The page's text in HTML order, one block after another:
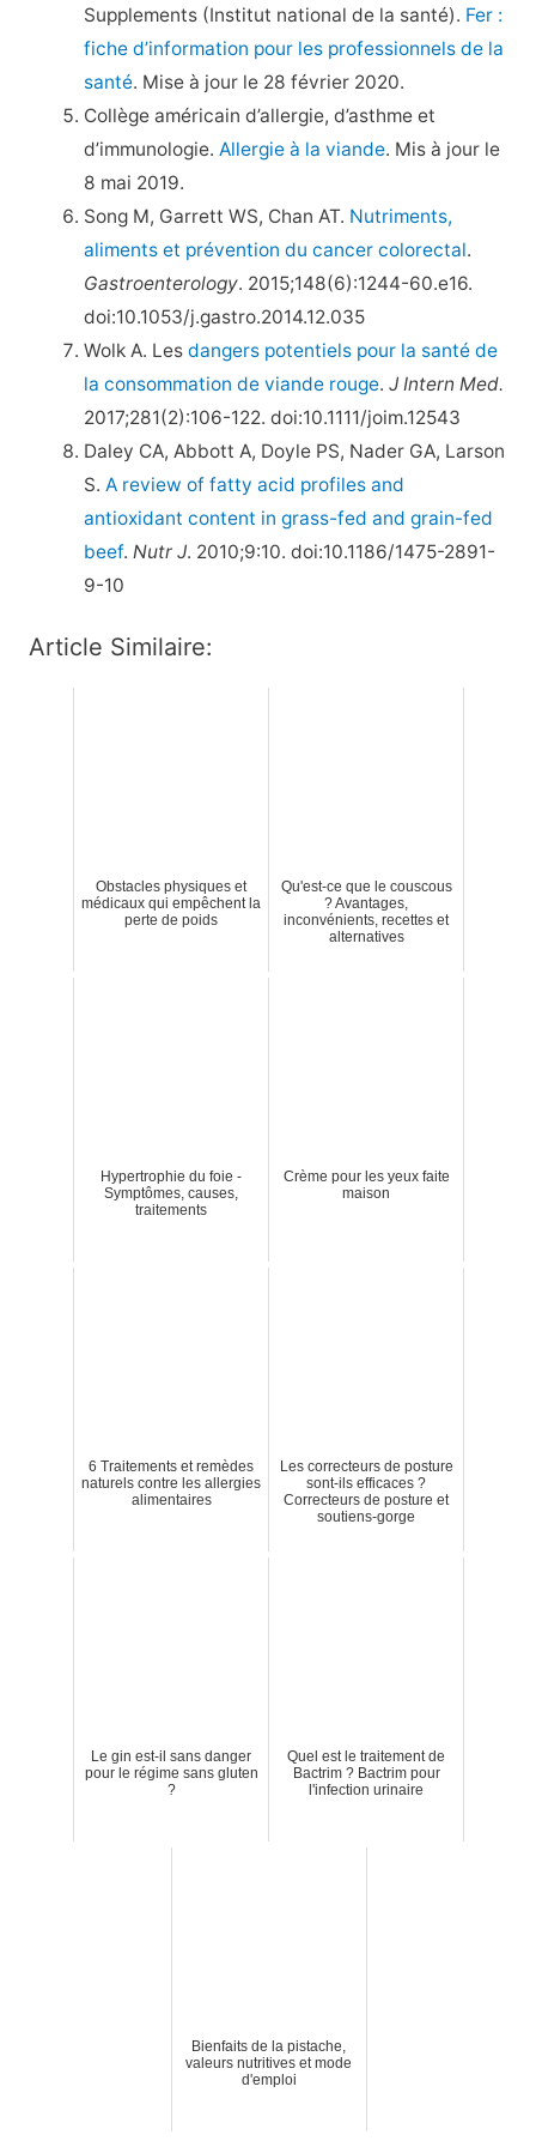
Supplements (Institut national de la santé). Fer :
fiche d’information pour les professionnels de la
santé. Mise à jour le 28 février 2020.
Collège américain d’allergie, d’asthme et
d’immunologie.Allergie à la viande. Mis à jour le
8 mai 2019.
Song M, Garrett WS, Chan AT. Nutriments,
aliments et prévention du cancer colorectal.
Gastroenterology. 2015;148(6):1244-60.e16.
doi:10.1053/j.gastro.2014.12.035
Wolk A. Lesdangers potentiels pour la santé de
la consommation de viande rouge.J Intern Med.
2017;281(2):106-122. doi:10.1111/joim.12543
Daley CA, Abbott A, Doyle PS, Nader GA, Larson
S.A review of fatty acid profiles and
antioxidant content in grass-fed and grain-fed
beef.Nutr J. 2010;9:10. doi:10.1186/1475-2891-
9-10
Article Similaire:
Obstacles physiques et
médicaux qui empêchent la
perte de poids
Qu'est-ce que le couscous
? Avantages,
inconvénients, recettes et
alternatives
Hypertrophie du foie -
Symptômes, causes,
traitements
Crème pour les yeux faite
maison
6 Traitements et remèdes
naturels contre les allergies
alimentaires
Les correcteurs de posture
sont-ils efficaces ?
Correcteurs de posture et
soutiens-gorge
Le gin est-il sans danger
pour le régime sans gluten
?
Quel est le traitement de
Bactrim ? Bactrim pour
l'infection urinaire
Bienfaits de la pistache,
valeurs nutritives et mode
d'emploi